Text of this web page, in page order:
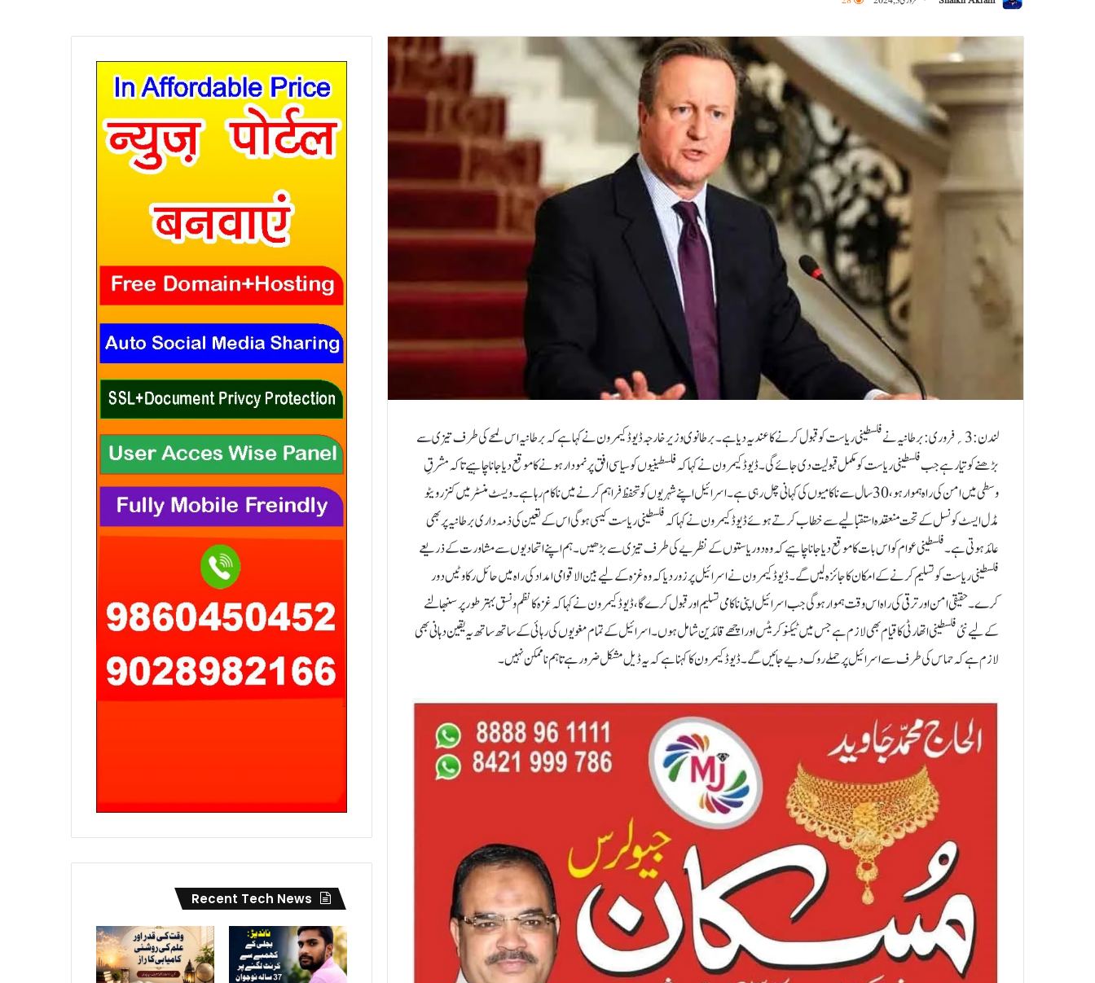
لندن:3؍فروری:برطانیہ نے فلسطینی ریاست کو قبول کرنے کا عندیہ دیا ہے۔ برطانوی وزیر خارجہ ڈیوڈ کیمرون نے کہا ہے کہ برطانیہ اس لمحے کی طرف تیزی سے
بڑھنے کو تیار ہے جب فلسطینی ریاست کو مکمل قبولیت دی جائے گی۔ڈیوڈ کیمرون نے کہا کہ فلسطینیوں کو سیاسی افق پر نمودار ہونے کا موقع دیا جانا چاہیے تاکہ مشرقِ
وسطی میں امن کی راہ ہموار ہو، 30سال سے ناکامیوں کی کہانی چل رہی ہے۔ اسرائیل اپنے شہریوں کو تحفظ فراہم کرنے میں ناکام رہا ہے۔ویسٹ منسٹر میں کنزرویٹو
مڈل ایسٹ کونسل کے تحت منعقدہ استقبالیے سے خطاب کرتے ہوئے ڈیوڈ کیمرون نے کہا کہ فلسطینی ریاست کیسی ہوگی اس کے تعین کی ذمہ داری برطانیہ پر بھی
عائد ہوتی ہے۔ فلسطینی عوام کو اس بات کا موقع دیا جانا چاہیے کہ وہ دو ریاستوں کے نظریے کی طرف تیزی سے بڑھیں۔ ہم اپنے اتحادیوں سے مشاورت کے ذریعے
فلسطینی ریاست کو تسلیم کرنے کے امکان کا جائزہ لیں گے۔ڈیوڈ کیمرون نے اسرائیل پر زور دیا کہ وہ غزہ کے لیے بین الاقوامی امداد کی راہ میں حائل رکاوٹیں دور
کرے۔ حقیقی امن اور ترقی کی راہ اس وقت ہموار ہوگی جب اسرائیل اپنی ناکامی تسلیم اور قبول کرے گا،ڈیوڈ کیمرون نے کہا کہ غزہ کا نظم و نسق بہتر طور پر سنبھالنے
کے لیے نئی فلسطینی اتھارٹی کا قیام بھی لازم ہے جس میں ٹیکنوکریٹس اور اچھے قائدین شامل ہوں۔ اسرائیل کے تمام مغویوں کی رہائی کے ساتھ ساتھ یہ یقین دہانی بھی
لازم ہے کہ حماس کی طرف سے اسرائیل پر حملے روک دیے جائیں گے۔ڈیوڈ کیمرون کا کہنا ہے کہ یہ ڈیل مشکل ضرور ہے تاہم ناممکن نہیں۔
Recent Tech News